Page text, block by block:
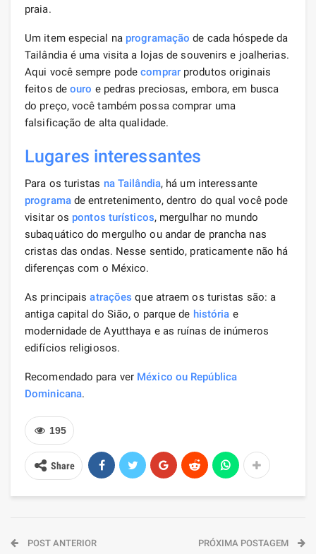
praia.
Um item especial na programação de cada hóspede da
Tailândia é uma visita a lojas de souvenirs e joalherias.
Aqui você sempre podecomprarprodutos originais
feitos de ouro e pedras preciosas, embora, em busca
do preço, você também possa comprar uma
falsificação de alta qualidade.
Lugares interessantes
Para os turistas na Tailândia, há um interessante
programade entretenimento, dentro do qual você pode
visitar os pontos turísticos, mergulhar no mundo
subaquático do mergulho ou andar de prancha nas
cristas das ondas. Nesse sentido, praticamente não há
diferenças com o México.
As principaisatrações que atraem os turistas são: a
antiga capital do Sião, o parque de história e
modernidade de Ayutthaya e as ruínas de inúmeros
edifícios religiosos.
Recomendado para ver México ou República
Dominicana.
195
Share
POST ANTERIOR PRÓXIMA POSTAGEM